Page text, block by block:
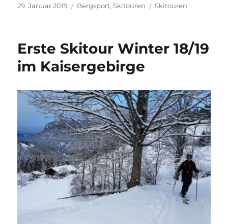
Veröffentlicht
29. Januar 2019 Kategorien
Bergsport,Skitouren Schlagwörter
Skitouren
Erste Skitour Winter 18/19
im Kaisergebirge